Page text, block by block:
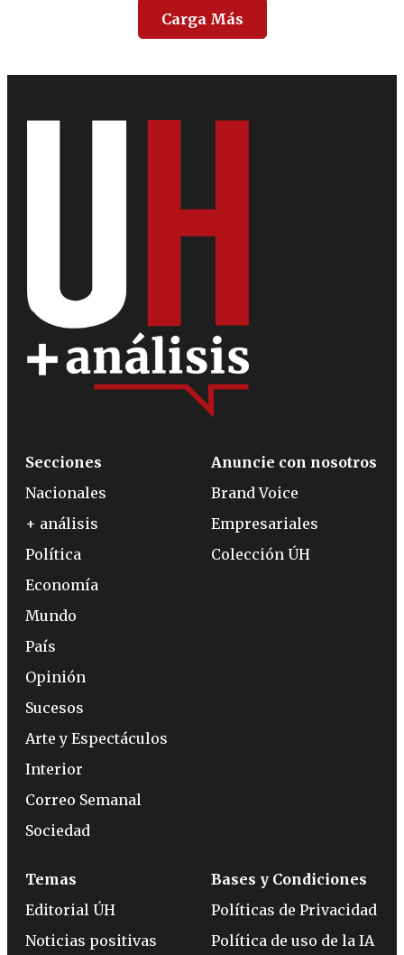
Carga Más
Secciones
Nacionales
+ análisis
Política
Economía
Mundo
País
Opinión
Sucesos
Arte y Espectáculos
Interior
Correo Semanal
Sociedad
Anuncie con nosotros
Brand Voice
Empresariales
Colección ÚH
Temas
Editorial ÚH
Noticias positivas
Bases y Condiciones
Políticas de Privacidad
Política de uso de la IA